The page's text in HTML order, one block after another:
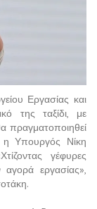
Εργασίας και
της ταξίδι, με
πραγματοποιηθεί
η Υπουργός Νίκη
γέφυρες
εργασίας»,